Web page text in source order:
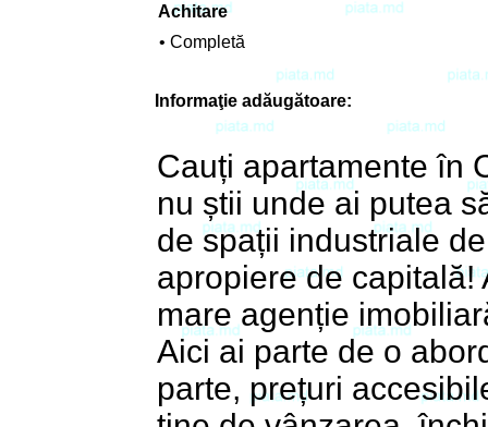
Achitare
• Completă
Informaţie adăugătoare:
Cauți apartamente în
nu știi unde ai putea
de spații industriale
apropiere de capitală!
mare agenție
Aici ai parte de o
parte, prețuri